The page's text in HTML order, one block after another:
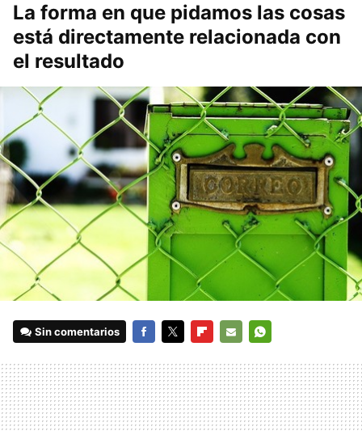
La forma en que pidamos las cosas
está directamente relacionada con
el resultado
Sin comentarios
MAIL